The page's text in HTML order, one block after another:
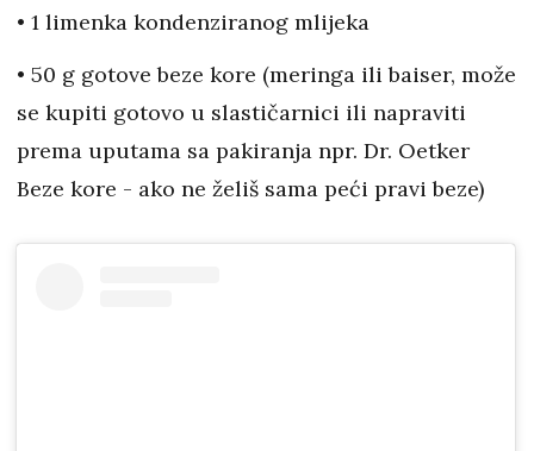
• 1 limenka kondenziranog mlijeka
• 50 g gotove beze kore (meringa ili baiser, može
se kupiti gotovo u slastičarnici ili napraviti
prema uputama sa pakiranja npr. Dr. Oetker
Beze kore - ako ne želiš sama peći pravi beze)